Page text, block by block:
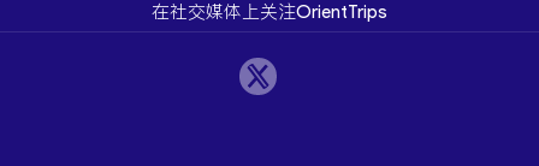
在社交媒体上关注OrientTrips